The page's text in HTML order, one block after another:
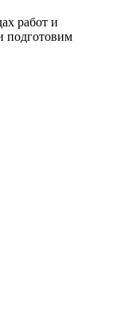
работ и
подготовим